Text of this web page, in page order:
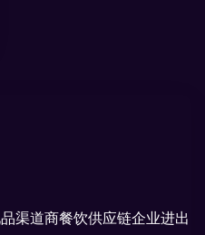
渠道商餐饮供应链企业进出